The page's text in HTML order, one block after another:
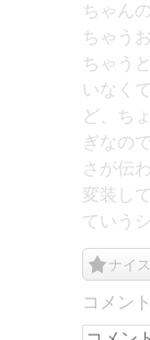
ちゃん
ちゃう
ちゃう
いなく
ど、ち
ぎなの
さが伝
変装し
ていう
ナイス
コメン